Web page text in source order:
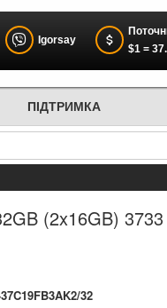
Igorsay
$1 =
ПІДТРИМКА
(2x16GB)
32